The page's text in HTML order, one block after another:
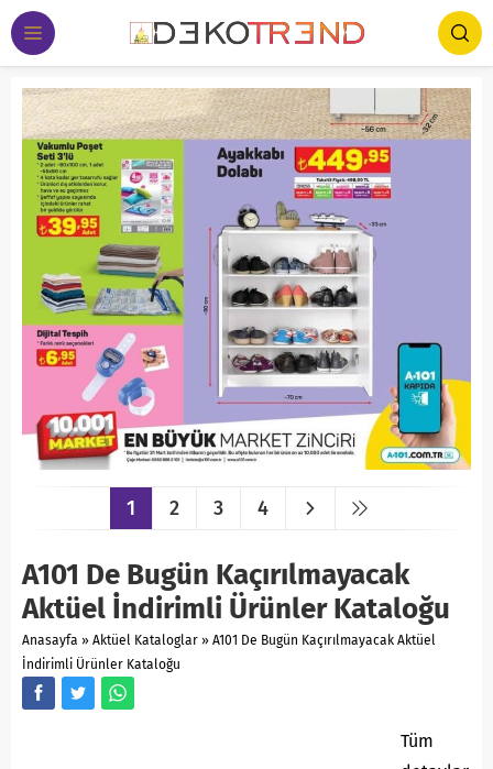
1 2 3 4
A101 De Bugün Kaçırılmayacak
Aktüel İndirimli Ürünler Kataloğu
Anasayfa » Aktüel Kataloglar » A101 De Bugün Kaçırılmayacak Aktüel
İndirimli Ürünler Kataloğu
Tüm